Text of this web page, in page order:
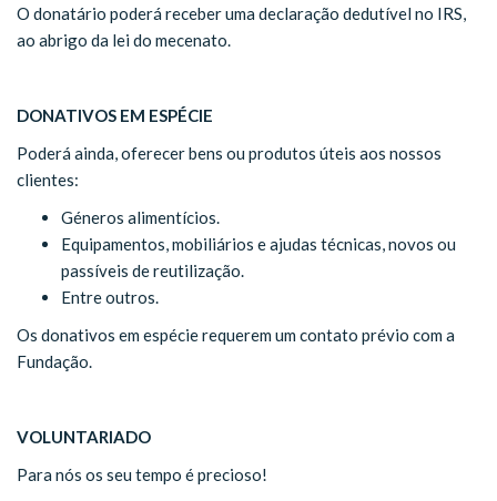
O donatário poderá receber uma declaração dedutível no IRS,
ao abrigo da lei do mecenato.
DONATIVOS EM ESPÉCIE
Poderá ainda, oferecer bens ou produtos úteis aos nossos
clientes:
Géneros alimentícios.
Equipamentos, mobiliários e ajudas técnicas, novos ou
passíveis de reutilização.
Entre outros.
Os donativos em espécie requerem um contato prévio com a
Fundação.
VOLUNTARIADO
Para nós os seu tempo é precioso!